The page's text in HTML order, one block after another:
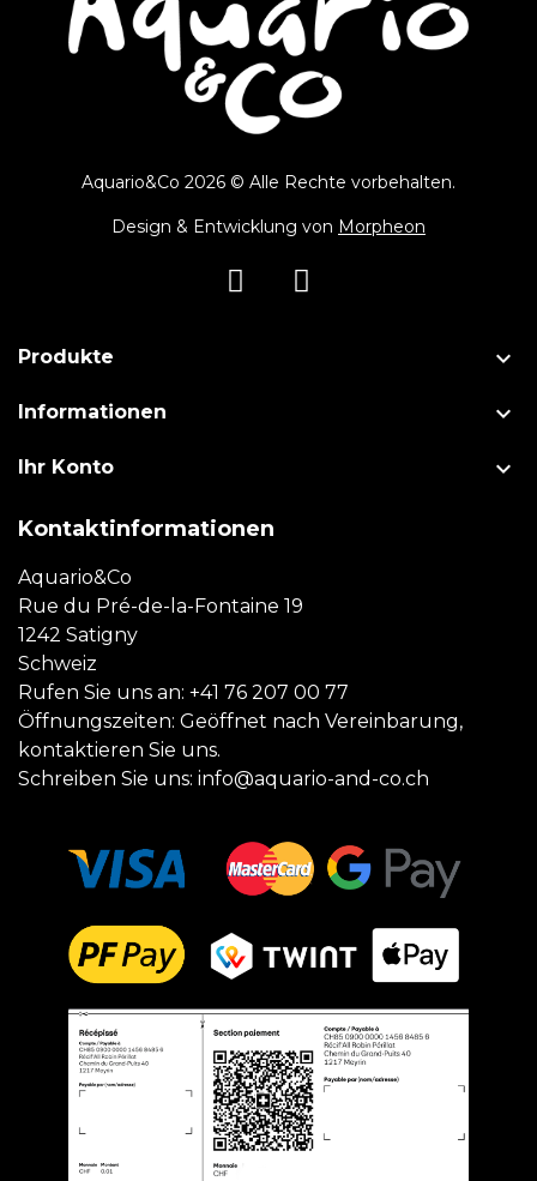
Aquario&Co 2026 © Alle Rechte vorbehalten.
Design & Entwicklung von Morpheon
Produkte 
Informationen 
Ihr Konto 
Kontaktinformationen
Aquario&Co
Rue du Pré-de-la-Fontaine 19
1242 Satigny
Schweiz
Rufen Sie uns an: +41 76 207 00 77
Öffnungszeiten: Geöffnet nach Vereinbarung,
kontaktieren Sie uns.
Schreiben Sie uns: info@aquario-and-co.ch